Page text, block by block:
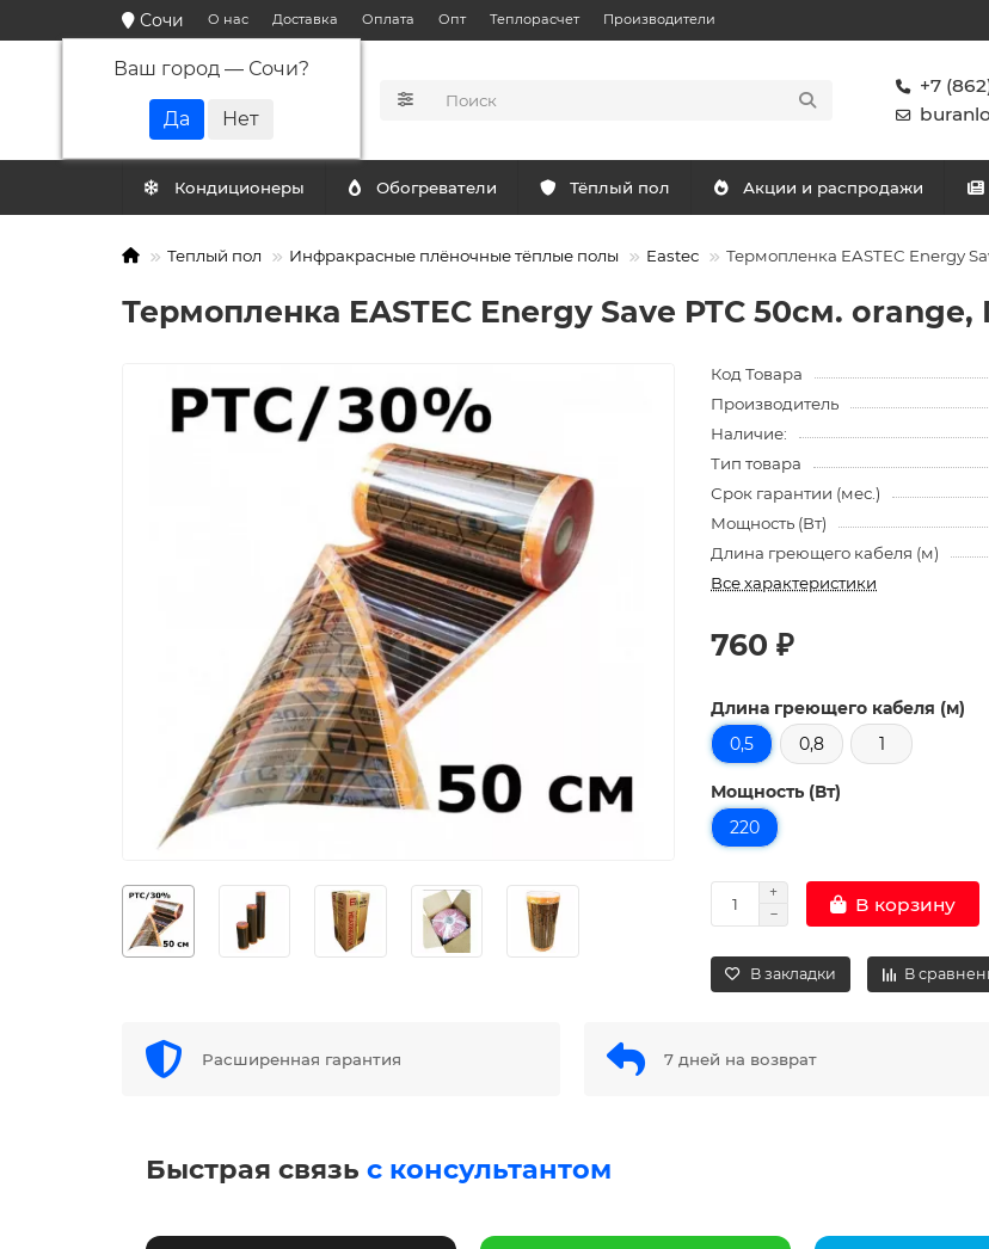
Сочи
Ваш город — Сочи?
О нас Доставка Оплата Опт Теплорасчет Производители
+7
Кондиционеры Обогреватели Тёплый пол Акции и распродажи
Теплый пол Инфракрасные плёночные тёплые полы Eastec Термопленка EASTEC Energy
Термопленка EASTEC Energy Save PTC 50см. orange,
Код Товара
Производитель
Наличие:
Тип товара
Срок гарантии (мес.)
Мощность (Вт)
Длина греющего кабеля (м)
Все характеристики
760 ₽
Длина греющего кабеля (м)
0,5
0,8 1
Мощность (Вт)
220
В корзину
В закладки В
Расширенная гарантия 7 дней на возврат
Быстрая связь с консультантом